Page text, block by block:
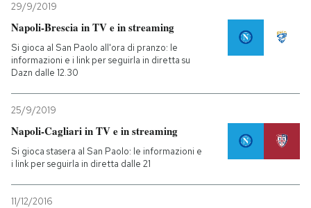
29/9/2019
Napoli-Brescia in TV e in streaming
Si gioca al San Paolo all'ora di pranzo: le
informazioni e i link per seguirla in diretta su
Dazn dalle 12.30
25/9/2019
Napoli-Cagliari in TV e in streaming
Si gioca stasera al San Paolo: le informazioni e
i link per seguirla in diretta dalle 21
11/12/2016